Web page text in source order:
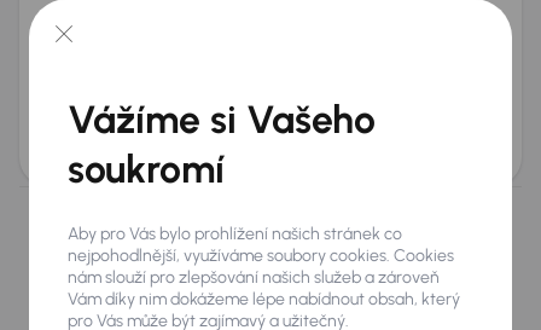
Chery Tiggo 8
2026
Měsíční splátka
od 6 967 Kč
Nevybrali jste si? Nevadí, na našich pobočkách na
Slovensku a v Polsku můžeme mít podobné vozy,
které hledáte.
Vážíme si Vašeho
soukromí
Aby pro Vás bylo prohlížení našich stránek co
nejpohodlnější, využíváme soubory cookies. Cookies
nám slouží pro zlepšování našich služeb a zároveň
Vám díky nim dokážeme lépe nabídnout obsah, který
pro Vás může být zajímavý a užitečný.